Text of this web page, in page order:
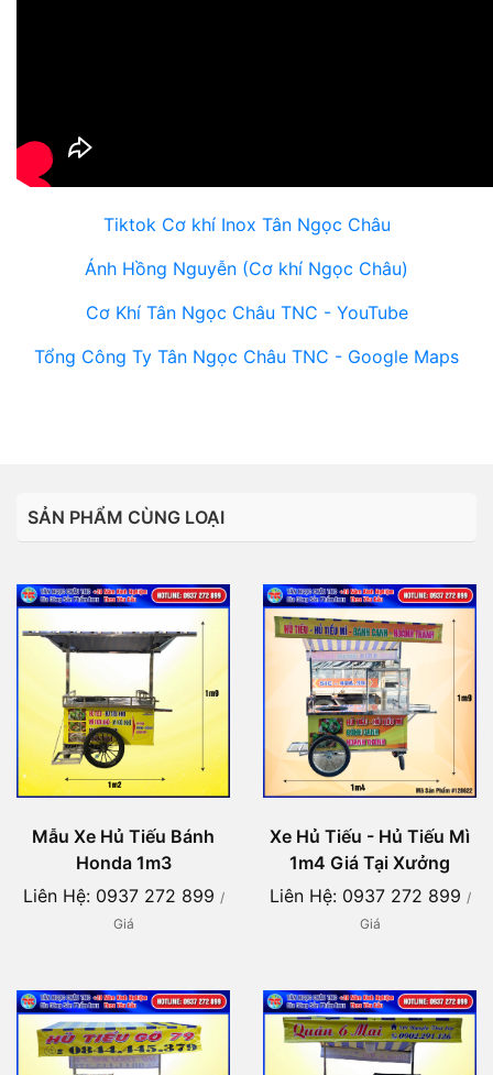
Tiktok Cơ khí Inox Tân Ngọc Châu
Ánh Hồng Nguyễn (Cơ khí Ngọc Châu)
Cơ Khí Tân Ngọc Châu TNC - YouTube
Tổng Công Ty Tân Ngọc Châu TNC - Google Maps
SẢN PHẨM CÙNG LOẠI
Mẫu Xe Hủ Tiếu Bánh
Honda 1m3
Liên Hệ: 0937 272 899 /
Giá
Xe Hủ Tiếu - Hủ Tiếu Mì
1m4 Giá Tại Xưởng
Liên Hệ: 0937 272 899 /
Giá